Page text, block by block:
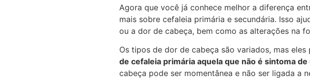
Agora que você já conhece melhor a diferença
mais sobre cefaleia primária e secundária. Isso
ou a dor de cabeça, bem como as alterações na
Os tipos de dor de cabeça são variados, mas
de cefaleia primária aquela que não é sintoma
cabeça pode ser momentânea e não ser ligada a